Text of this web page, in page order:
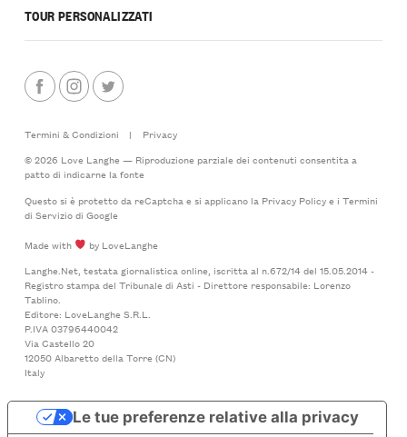
TOUR PERSONALIZZATI
Termini & Condizioni |
Privacy
© 2026 Love Langhe — Riproduzione parziale dei contenuti consentita a
patto di indicarne la fonte
Questo si è protetto da reCaptcha e si applicano la Privacy Policye i Termini
di Serviziodi Google
Made with
by LoveLanghe
Langhe.Net, testata giornalistica online, iscritta al n.672/14 del 15.05.2014 -
Registro stampa del Tribunale di Asti - Direttore responsabile: Lorenzo
Tablino.
Editore: LoveLanghe S.R.L.
P.IVA 03796440042
Via Castello 20
12050 Albaretto della Torre (CN)
Italy
Le tue preferenze relative alla privacy